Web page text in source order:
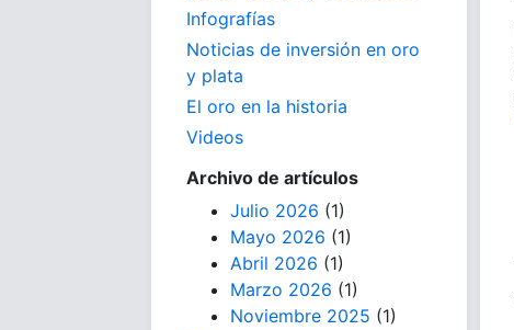
Infografías
Noticias de inversión en oro
y plata
El oro en la historia
Videos
Archivo de artículos
Julio 2026 (1)
Mayo 2026 (1)
Abril 2026 (1)
Marzo 2026 (1)
Noviembre 2025 (1)